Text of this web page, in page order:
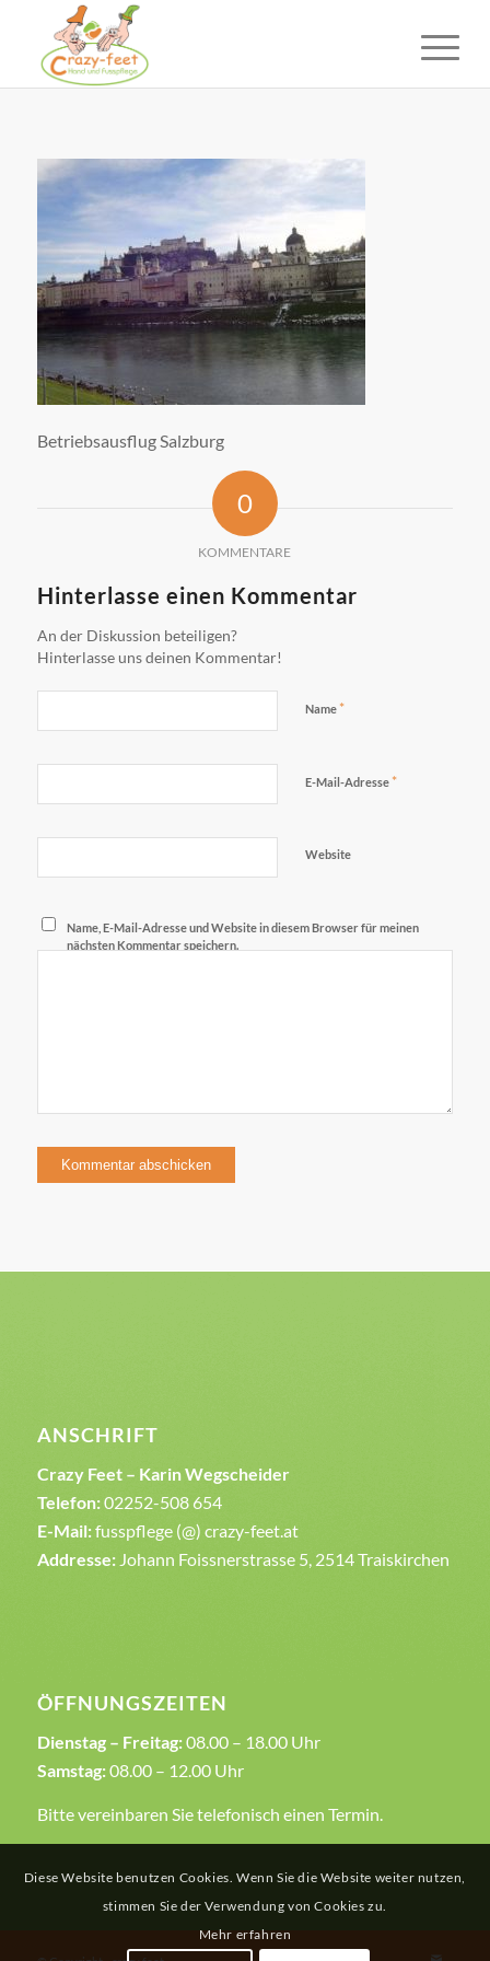
Betriebsausflug Salzburg
0
KOMMENTARE
Hinterlasse einen Kommentar
An der Diskussion beteiligen?
Hinterlasse uns deinen Kommentar!
Name *
E-Mail-Adresse *
Website
Name, E-Mail-Adresse und Website in diesem Browser für meinen
nächsten Kommentar speichern.
ANSCHRIFT
Crazy Feet – Karin Wegscheider
Telefon:02252-508 654
E-Mail:fusspflege (@) crazy-feet.at
Addresse:Johann Foissnerstrasse 5, 2514 Traiskirchen
ÖFFNUNGSZEITEN
Dienstag – Freitag:08.00 – 18.00 Uhr
Samstag:08.00 – 12.00 Uhr
Bitte vereinbaren Sie telefonisch einen Termin.
Diese Website benutzen Cookies. Wenn Sie die Website weiter nutzen,
stimmen Sie der Verwendung von Cookies zu.
Mehr erfahren